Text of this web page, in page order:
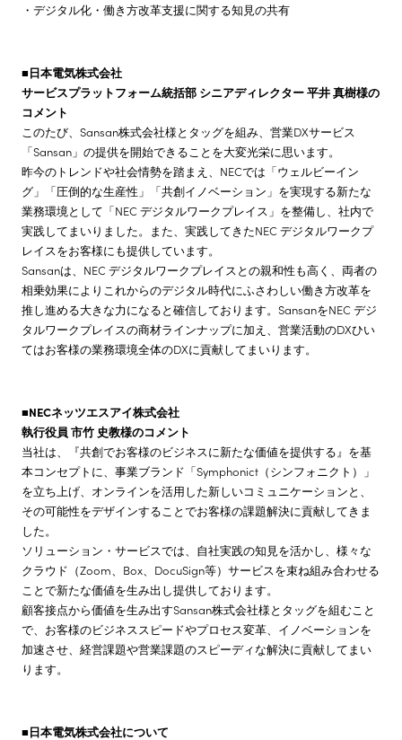
・デジタル化・働き方改革支援に関する知見の共有
■日本電気株式会社
サービスプラットフォーム統括部 シニアディレクター 平井 真樹様の
コメント
このたび、Sansan株式会社様とタッグを組み、営業DXサービス
「Sansan」の提供を開始できることを大変光栄に思います。
昨今のトレンドや社会情勢を踏まえ、NECでは「ウェルビーイン
グ」「圧倒的な生産性」「共創イノベーション」を実現する新たな
業務環境として「NEC デジタルワークプレイス」を整備し、社内で
実践してまいりました。また、実践してきたNEC デジタルワークプ
レイスをお客様にも提供しています。
Sansanは、NEC デジタルワークプレイスとの親和性も高く、両者の
相乗効果によりこれからのデジタル時代にふさわしい働き方改革を
推し進める大きな力になると確信しております。SansanをNEC デジ
タルワークプレイスの商材ラインナップに加え、営業活動のDXひい
てはお客様の業務環境全体のDXに貢献してまいります。
■NECネッツエスアイ株式会社
執行役員 市竹 史教様のコメント
当社は、『共創でお客様のビジネスに新たな価値を提供する』を基
本コンセプトに、事業ブランド「Symphonict（シンフォニクト）」
を立ち上げ、オンラインを活用した新しいコミュニケーションと、
その可能性をデザインすることでお客様の課題解決に貢献してきま
した。
ソリューション・サービスでは、自社実践の知見を活かし、様々な
クラウド（Zoom、Box、DocuSign等）サービスを束ね組み合わせる
ことで新たな価値を生み出し提供しております。
顧客接点から価値を生み出すSansan株式会社様とタッグを組むこと
で、お客様のビジネススピードやプロセス変革、イノベーションを
加速させ、経営課題や営業課題のスピーディな解決に貢献してまい
ります。
■日本電気株式会社について